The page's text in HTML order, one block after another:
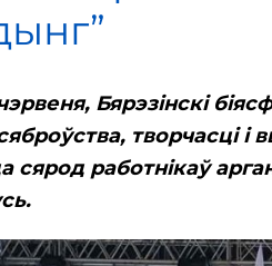
Бярэзінскі
творчасці
сярод работнікаў